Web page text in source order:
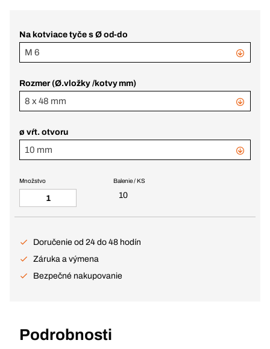
Na kotviace tyče s Ø od-do
M 6
Rozmer (Ø.vložky /kotvy mm)
8 x 48 mm
ø vŕt. otvoru
10 mm
Balenie / KS
10
Množstvo
Doručenie od 24 do 48 hodín
Záruka a výmena
Bezpečné nakupovanie
Podrobnosti